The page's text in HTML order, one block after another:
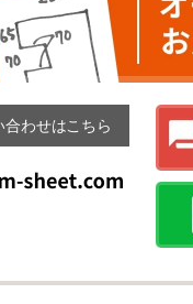
合わせはこちら